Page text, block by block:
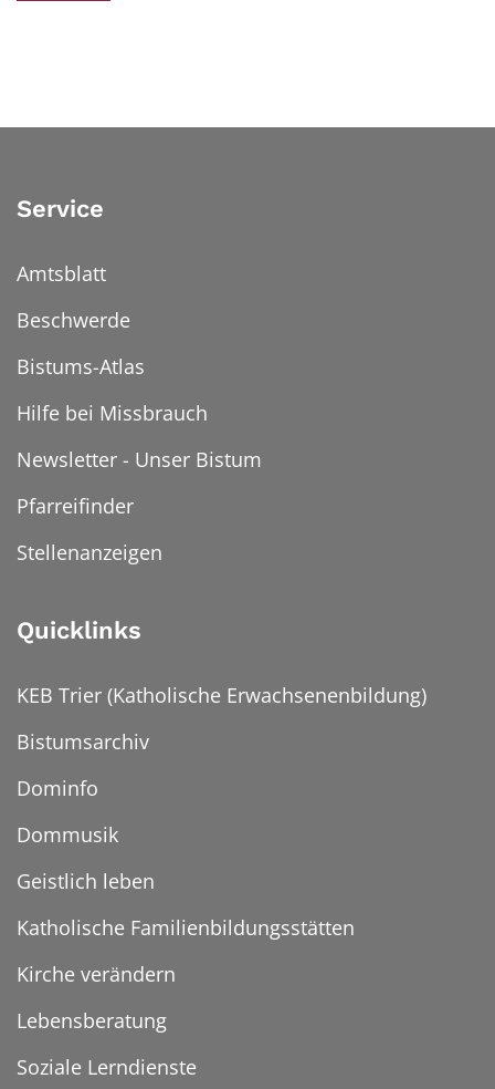
Service
Amtsblatt
Beschwerde
Bistums-Atlas
Hilfe bei Missbrauch
Newsletter - Unser Bistum
Pfarreifinder
Stellenanzeigen
Quicklinks
KEB Trier (Katholische Erwachsenenbildung)
Bistumsarchiv
Dominfo
Dommusik
Geistlich leben
Katholische Familienbildungsstätten
Kirche verändern
Lebensberatung
Soziale Lerndienste